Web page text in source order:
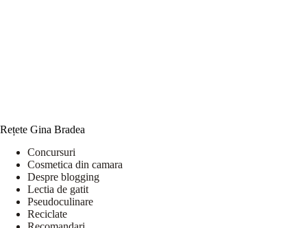
Rețete Gina Bradea
Concursuri
Cosmetica din camara
Despre blogging
Lectia de gatit
Pseudoculinare
Reciclate